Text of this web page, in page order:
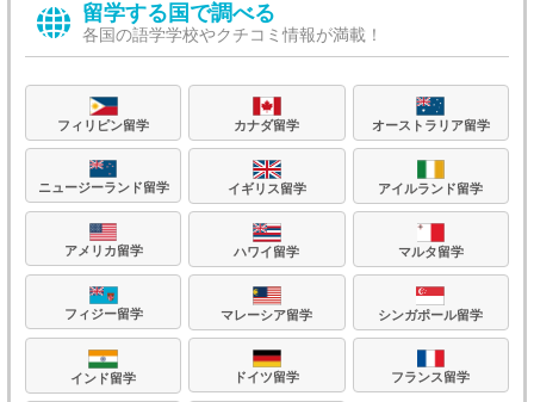
留学する国で調べる
各国の語学学校やクチコミ情報が満載！
フィリピン留学 カナダ留学 オーストラリア留学
ニュージーランド留学 イギリス留学 アイルランド留学
アメリカ留学 ハワイ留学 マルタ留学
フィジー留学 マレーシア留学 シンガポール留学
インド留学 ドイツ留学 フランス留学